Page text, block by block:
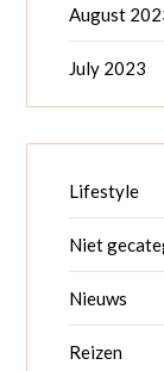
August
July 2023
Lifestyle
Niet
Nieuws
Reizen